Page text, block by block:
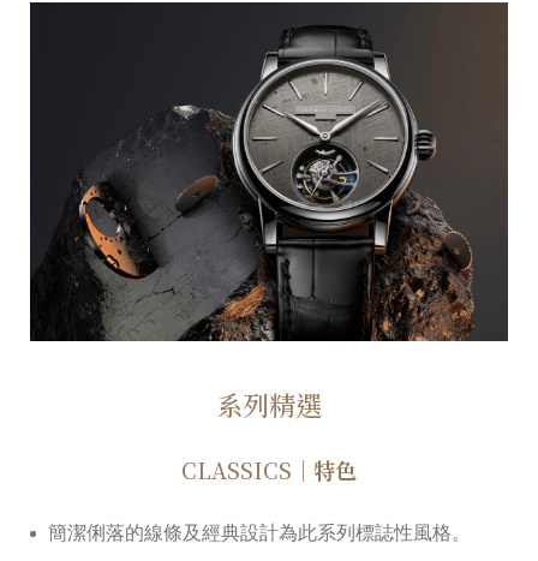
系列精選
CLASSICS ｜特色
簡潔俐落的線條及經典設計為此系列標誌性風格。